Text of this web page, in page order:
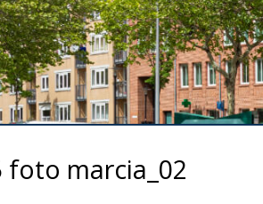
foto marcia_02